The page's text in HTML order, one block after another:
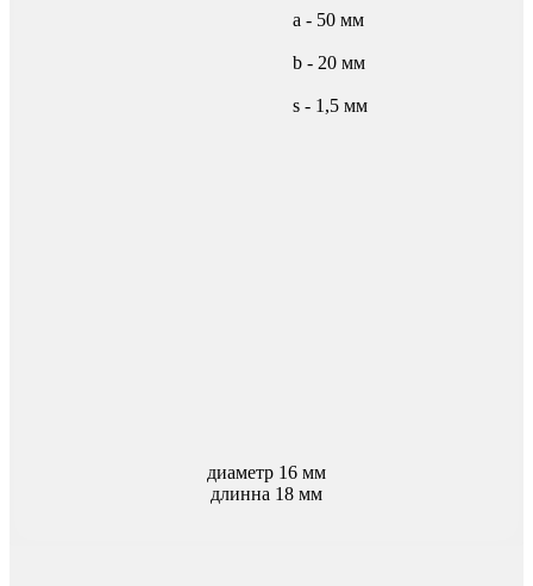
а - 50 мм
b - 20 мм
s - 1,5 мм
диаметр 16 мм
длинна 18 мм